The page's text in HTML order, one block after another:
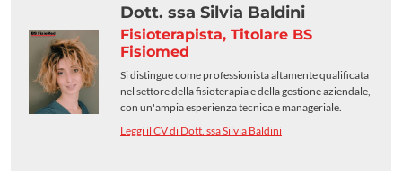
Dott. ssa Silvia Baldini
Fisioterapista, Titolare BS
Fisiomed
Si distingue come professionista altamente qualificata
nel settore della fisioterapia e della gestione aziendale,
con un'ampia esperienza tecnica e manageriale.
Leggi il CV di Dott. ssa Silvia Baldini